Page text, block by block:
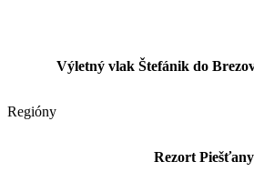
Výletný vlak Štefánik do
Regióny
Rezort Piešťany